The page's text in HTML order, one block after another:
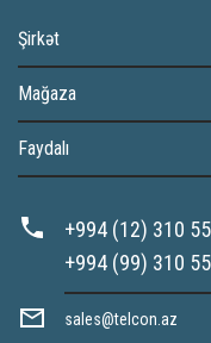
Şirkət
Mağaza
Faydalı
+994 (12) 310
+994 (99) 310
sales@telcon.az